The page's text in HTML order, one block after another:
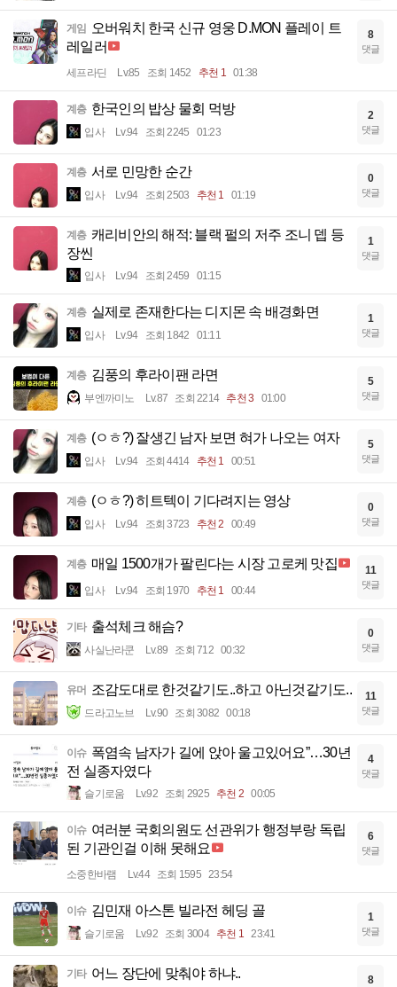
게임 오버워치 한국 신규 영웅 D.MON 플레이 트
레일러
세프라딘 Lv.85 조회 1452 추천 1 01:38
8
댓글
계층 한국인의 밥상 물회 먹방
입사 Lv.94 조회 2245 01:23
2
댓글
계층 서로 민망한 순간
입사 Lv.94 조회 2503 추천 1 01:19
0
댓글
계층 캐리비안의 해적: 블랙 펄의 저주 조니 뎁 등
장씬
입사 Lv.94 조회 2459 01:15
1
댓글
계층 실제로 존재한다는 디지몬 속 배경화면
입사 Lv.94 조회 1842 01:11
1
댓글
계층 김풍의 후라이팬 라면
부엔까미노 Lv.87 조회 2214 추천 3 01:00
5
댓글
계층 (ㅇㅎ?) 잘생긴 남자 보면 혀가 나오는 여자
입사 Lv.94 조회 4414 추천 1 00:51
5
댓글
계층 (ㅇㅎ?) 히트텍이 기다려지는 영상
입사 Lv.94 조회 3723 추천 2 00:49
0
댓글
계층 매일 1500개가 팔린다는 시장 고로케 맛집
입사 Lv.94 조회 1970 추천 1 00:44
11
댓글
기타 출석체크 해슴?
사실난라쿤 Lv.89 조회 712 00:32
0
댓글
유머 조감도대로 한것같기도..하고 아닌것같기도..
드라고노브 Lv.90 조회 3082 00:18
11
댓글
이슈 폭염속 남자가 길에 앉아 울고있어요”…30년
전 실종자였다
슬기로움 Lv.92 조회 2925 추천 2 00:05
4
댓글
이슈 여러분 국회의원도 선관위가 행정부랑 독립
된 기관인걸 이해 못해요
소중한바램 Lv.44 조회 1595 23:54
6
댓글
이슈 김민재 아스톤 빌라전 헤딩 골
슬기로움 Lv.92 조회 3004 추천 1 23:41
1
댓글
기타 어느 장단에 맞춰야 하냐.. 8